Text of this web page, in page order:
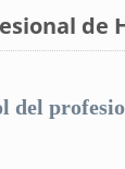
de